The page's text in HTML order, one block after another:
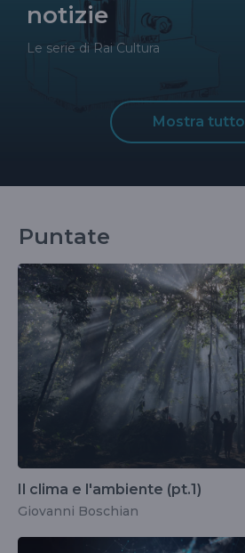
notizie
Le serie di Rai Cultura
Mostra tutto
Puntate
Il clima e l'ambiente (pt.1)
Giovanni Boschian